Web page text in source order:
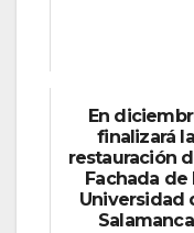
En
finalizará la
restauración
Fachada de
Universidad
Salamanca